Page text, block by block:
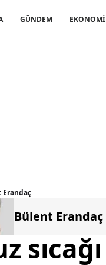
GÜNDEM EKONOMİ
Erandaç
Bülent Erandaç
sıcağı